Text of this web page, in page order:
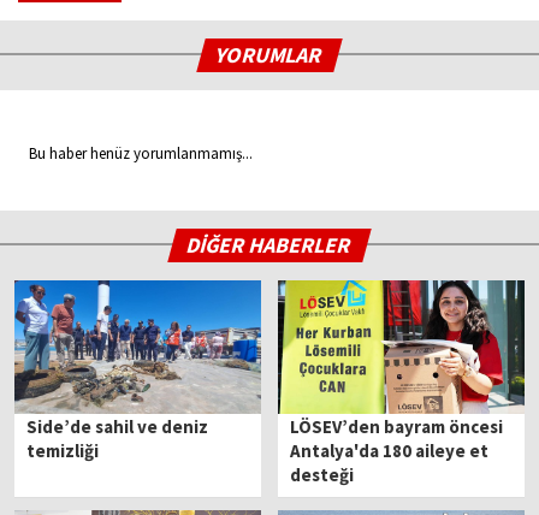
YORUMLAR
Bu haber henüz yorumlanmamış...
DİĞER HABERLER
Side’de sahil ve deniz
temizliği
LÖSEV’den bayram öncesi
Antalya'da 180 aileye et
desteği